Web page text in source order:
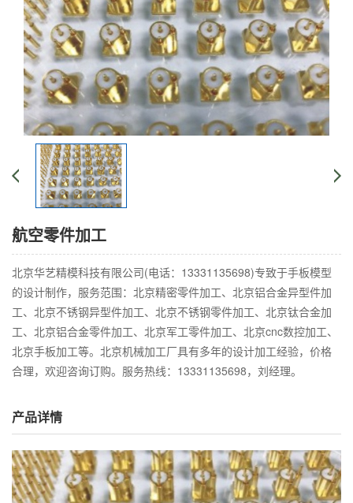
航空零件加工
北京华艺精模科技有限公司(电话：13331135698)专致于手板模型
的设计制作，服务范围：北京精密零件加工、北京铝合金异型件加
工、北京不锈钢异型件加工、北京不锈钢零件加工、北京钛合金加
工、北京铝合金零件加工、北京军工零件加工、北京cnc数控加工、
北京手板加工等。北京机械加工厂具有多年的设计加工经验，价格
合理，欢迎咨询订购。服务热线：13331135698，刘经理。
产品详情